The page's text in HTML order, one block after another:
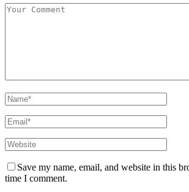
Save my name, email, and website in this
time I comment.